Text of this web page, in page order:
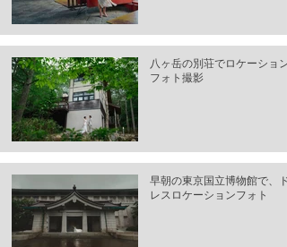
八ヶ岳の別荘でロケーション
フォト撮影
早朝の東京国立博物館で、ド
レスロケーションフォト